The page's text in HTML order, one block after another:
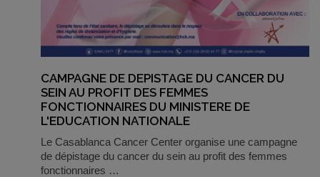
CAMPAGNE DE DEPISTAGE DU CANCER DU
SEIN AU PROFIT DES FEMMES
FONCTIONNAIRES DU MINISTERE DE
L'EDUCATION NATIONALE
Le Casablanca Cancer Center organise une campagne
de dépistage du cancer du sein au profit des femmes
fonctionnaires …